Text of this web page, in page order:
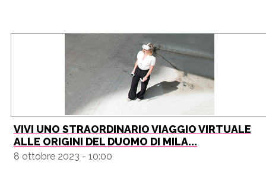
VIVI UNO STRAORDINARIO VIAGGIO VIRTUALE
ALLE ORIGINI DEL DUOMO DI MILA...
8 ottobre 2023 - 10:00